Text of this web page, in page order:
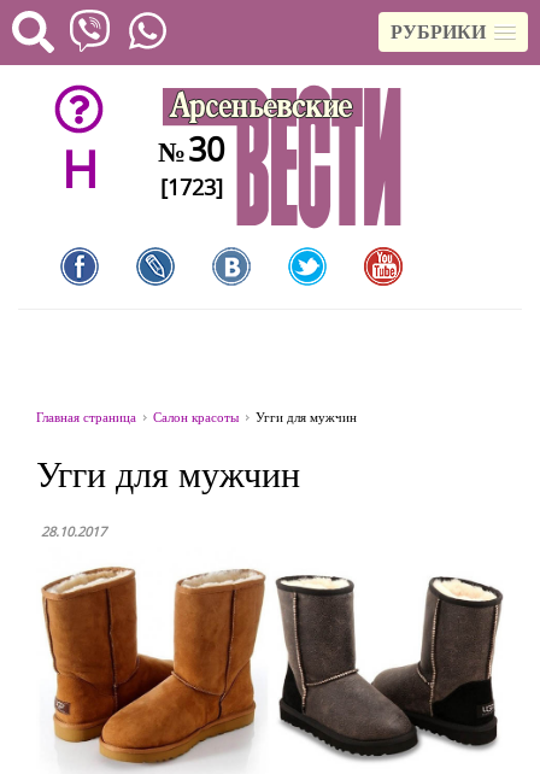
РУБРИКИ
H №30
[1723]
Главная страница Салон красоты Угги для мужчин
Угги для мужчин
28.10.2017